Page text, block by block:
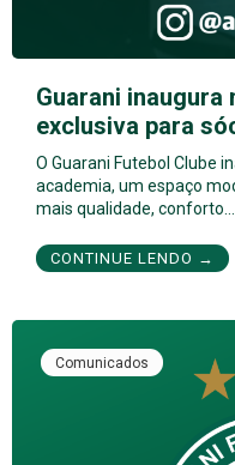
Guarani inaugura
exclusiva para
O Guarani Futebol Clube
academia, um espaço
mais qualidade, conforto…
CONTINUE LENDO →
Comunicados